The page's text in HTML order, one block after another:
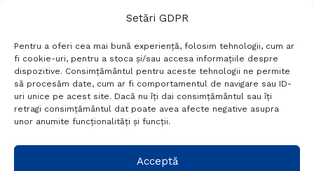
Setări GDPR
Pentru a oferi cea mai bună experiență, folosim tehnologii, cum ar
fi cookie-uri, pentru a stoca și/sau accesa informațiile despre
dispozitive. Consimțământul pentru aceste tehnologii ne permite
să procesăm date, cum ar fi comportamentul de navigare sau ID-
uri unice pe acest site. Dacă nu îți dai consimțământul sau îți
retragi consimțământul dat poate avea afecte negative asupra
unor anumite funcționalități și funcții.
Acceptă
Termeni si conditii
Politică de confidențialitate
Politica cookies
Setări GDPR
+40 788 760 194